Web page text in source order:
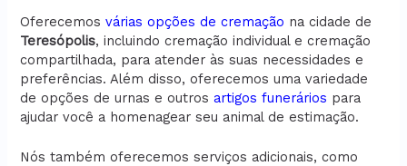
Oferecemosvárias opções de cremação na cidade de
Teresópolis, incluindo cremação individual e cremação
compartilhada, para atender às suas necessidades e
preferências. Além disso, oferecemos uma variedade
de opções de urnas e outros artigos funerários para
ajudar você a homenagear seu animal de estimação.
Nós também oferecemos serviços adicionais, como